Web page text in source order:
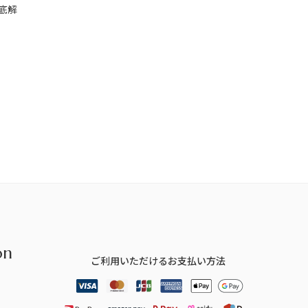
解
ご利用いただけるお支払い方法